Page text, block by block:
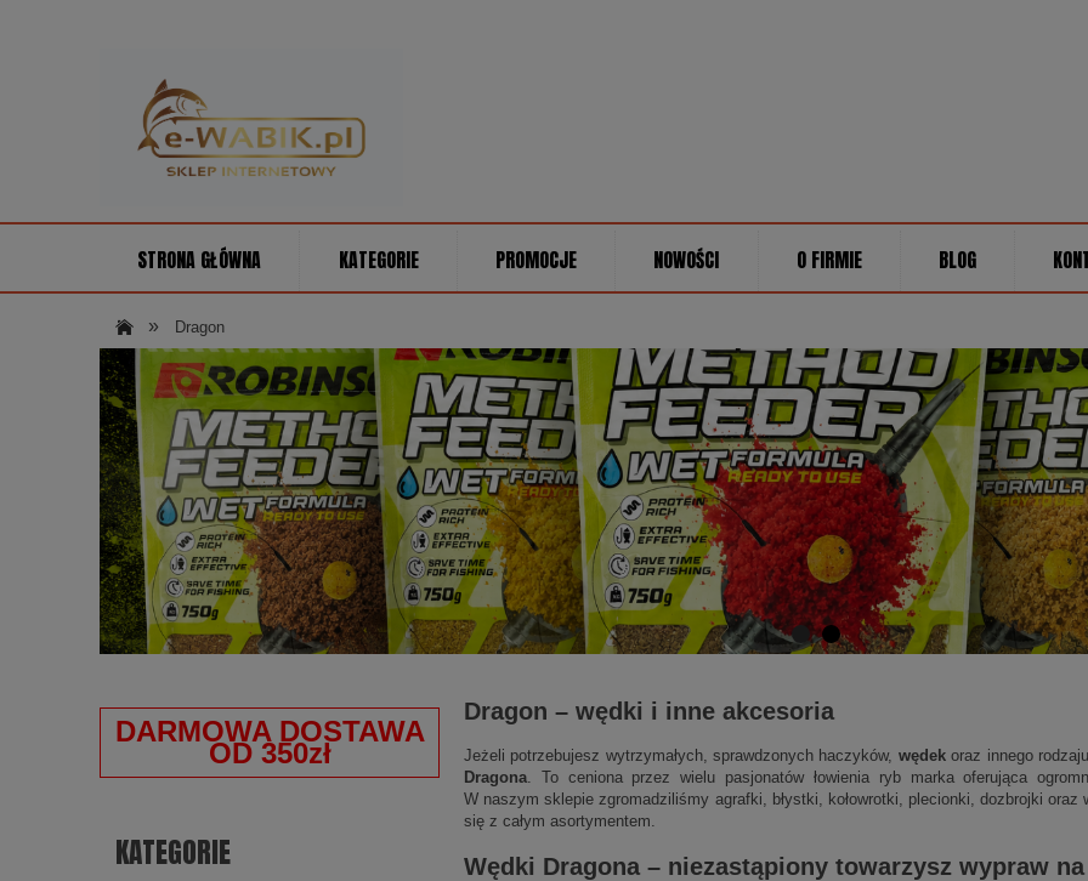
STRONA GŁÓWNA KATEGORIE PROMOCJE NOWOŚCI O FIRMIE BLOG
» Dragon
DARMOWA DOSTAWA
OD 350zł
KATEGORIE
Dragon – wędki i inne akcesoria
Jeżeli potrzebujesz wytrzymałych, sprawdzonych haczyków, wędekoraz innego
Dragona. To ceniona przez wielu pasjonatów łowienia ryb marka oferująca
W naszym sklepie zgromadziliśmy agrafki, błystki, kołowrotki, plecionki, dozbrojki
się z całym asortymentem.
Wędki Dragona – niezastąpiony towarzysz wypraw